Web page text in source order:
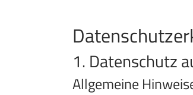
1. Datenschutz
Allgemeine